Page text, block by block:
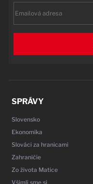
SPRÁVY
Slovensko
Ekonomika
Slováci za hranicami
Zahraničie
Zo života Matice
Všimli sme si